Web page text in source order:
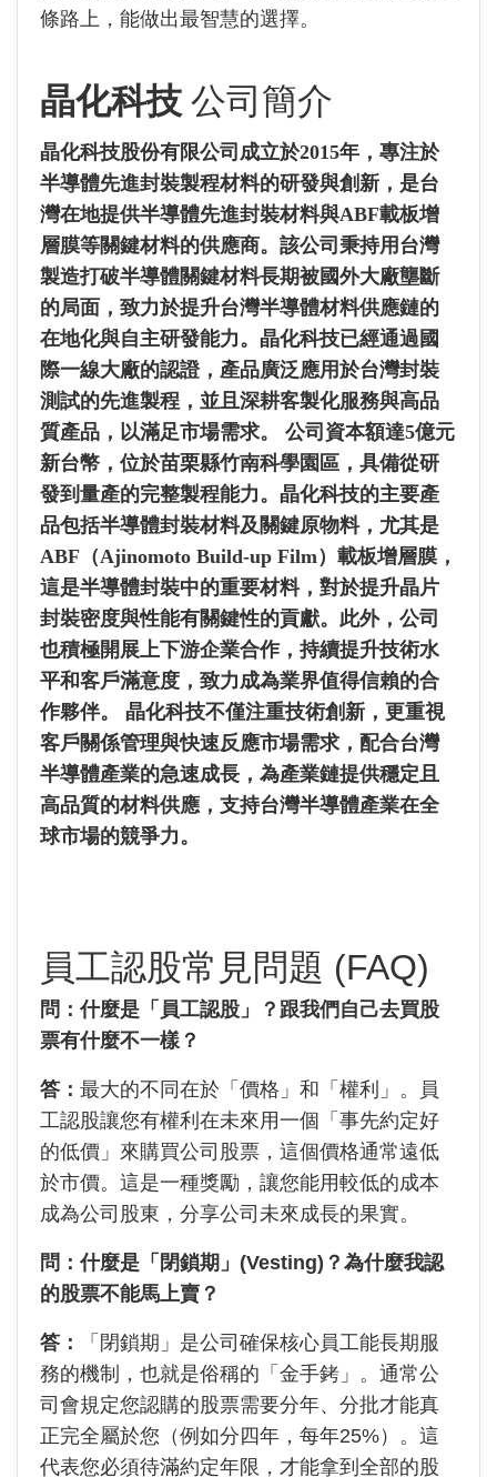
條路上，能做出最智慧的選擇。
晶化科技 公司簡介
晶化科技股份有限公司成立於2015年，專注於
半導體先進封裝製程材料的研發與創新，是台
灣在地提供半導體先進封裝材料與ABF載板增
層膜等關鍵材料的供應商。該公司秉持用台灣
製造打破半導體關鍵材料長期被國外大廠壟斷
的局面，致力於提升台灣半導體材料供應鏈的
在地化與自主研發能力。晶化科技已經通過國
際一線大廠的認證，產品廣泛應用於台灣封裝
測試的先進製程，並且深耕客製化服務與高品
質產品，以滿足市場需求。 公司資本額達5億元
新台幣，位於苗栗縣竹南科學園區，具備從研
發到量產的完整製程能力。晶化科技的主要產
品包括半導體封裝材料及關鍵原物料，尤其是
ABF（Ajinomoto Build-up Film）載板增層膜，
這是半導體封裝中的重要材料，對於提升晶片
封裝密度與性能有關鍵性的貢獻。此外，公司
也積極開展上下游企業合作，持續提升技術水
平和客戶滿意度，致力成為業界值得信賴的合
作夥伴。 晶化科技不僅注重技術創新，更重視
客戶關係管理與快速反應市場需求，配合台灣
半導體產業的急速成長，為產業鏈提供穩定且
高品質的材料供應，支持台灣半導體產業在全
球市場的競爭力。
員工認股常見問題 (FAQ)
問：什麼是「員工認股」？跟我們自己去買股
票有什麼不一樣？
答： 最大的不同在於「價格」和「權利」。員
工認股讓您有權利在未來用一個「事先約定好
的低價」來購買公司股票，這個價格通常遠低
於市價。這是一種獎勵，讓您能用較低的成本
成為公司股東，分享公司未來成長的果實。
問：什麼是「閉鎖期」(Vesting)？為什麼我認
的股票不能馬上賣？
答：
「閉鎖期」是公司確保核心員工能長期服
務的機制，也就是俗稱的「金手銬」。通常公
司會規定您認購的股票需要分年、分批才能真
正完全屬於您（例如分四年，每年25%）。這
代表您必須待滿約定年限，才能拿到全部的股